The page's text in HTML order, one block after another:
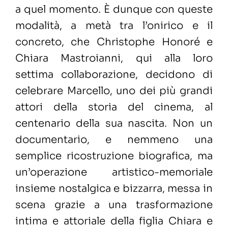
a quel momento. È dunque con queste
modalità, a metà tra l’onirico e il
concreto, che Christophe Honoré e
Chiara Mastroianni, qui alla loro
settima collaborazione, decidono di
celebrare Marcello, uno dei più grandi
attori della storia del cinema, al
centenario della sua nascita. Non un
documentario, e nemmeno una
semplice ricostruzione biografica, ma
un’operazione artistico-memoriale
insieme nostalgica e bizzarra, messa in
scena grazie a una trasformazione
intima e attoriale della figlia Chiara e